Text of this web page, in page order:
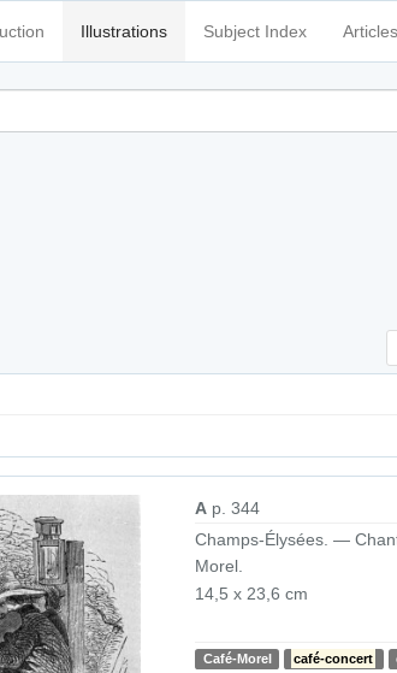
Illustrations Subject Index Articles
A p. 344
Champs-Élysées. —
Morel.
14,5 x 23,6 cm
Café-Morel café-concert